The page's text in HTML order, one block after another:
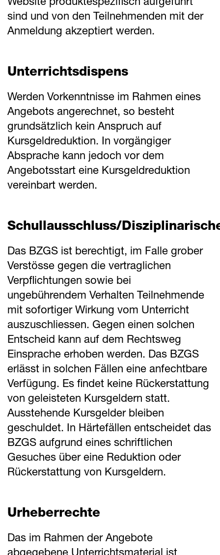
Website produktespezifisch aufgeführt
sind und von den Teilnehmenden mit der
Anmeldung akzeptiert werden.
Unterrichtsdispens
Werden Vorkenntnisse im Rahmen eines
Angebots angerechnet, so besteht
grundsätzlich kein Anspruch auf
Kursgeldreduktion. In vorgängiger
Absprache kann jedoch vor dem
Angebotsstart eine Kursgeldreduktion
vereinbart werden.
Schullausschluss/
Das BZGS ist berechtigt, im Falle grober
Verstösse gegen die vertraglichen
Verpflichtungen sowie bei
ungebührendem Verhalten Teilnehmende
mit sofortiger Wirkung vom Unterricht
auszuschliessen. Gegen einen solchen
Entscheid kann auf dem Rechtsweg
Einsprache erhoben werden. Das BZGS
erlässt in solchen Fällen eine anfechtbare
Verfügung. Es findet keine Rückerstattung
von geleisteten Kursgeldern statt.
Ausstehende Kursgelder bleiben
geschuldet. In Härtefällen entscheidet das
BZGS aufgrund eines schriftlichen
Gesuches über eine Reduktion oder
Rückerstattung von Kursgeldern.
Urheberrechte
Das im Rahmen der Angebote